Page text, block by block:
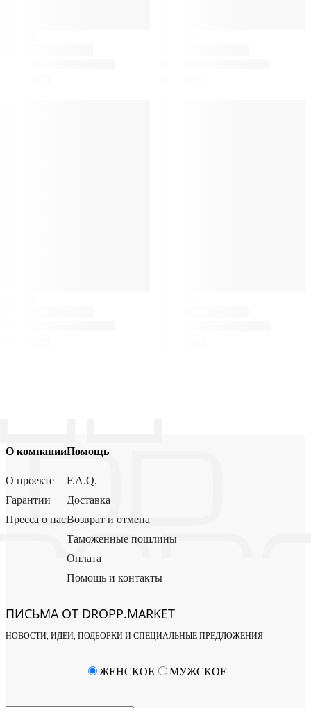
О компании
О проекте
Гарантии
Пресса о нас
Помощь
F.A.Q.
Доставка
Возврат и отмена
Таможенные пошлины
Оплата
Помощь и контакты
ПИСЬМА ОТ DROPP.MARKET
НОВОСТИ, ИДЕИ, ПОДБОРКИ И СПЕЦИАЛЬНЫЕ ПРЕДЛОЖЕНИЯ
ЖЕНСКОЕ МУЖСКОЕ